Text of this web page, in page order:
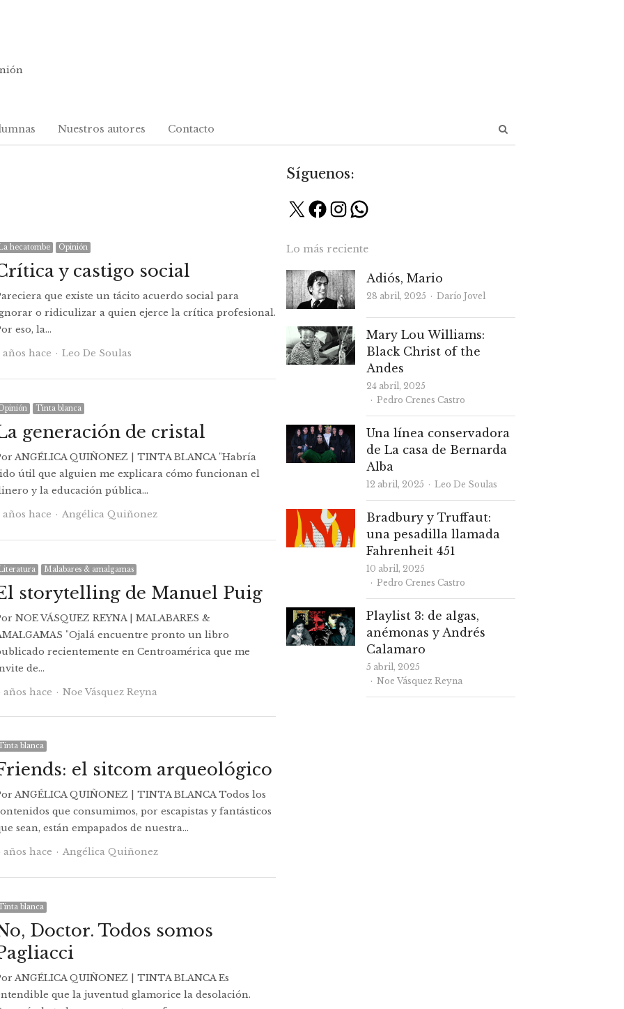
Nuestros autores Contacto
hecatombe Opinión
y castigo social
que existe un tácito acuerdo social para
o ridiculizar a quien ejerce la crítica profesional.
eso, la…
años hace
Autor
Leo De Soulas
Tinta blanca
generación de cristal
ANGÉLICA QUIÑONEZ | TINTA BLANCA "Habría
útil que alguien me explicara cómo funcionan el
y la educación pública…
años hace
Autor
Angélica Quiñonez
Malabares & amalgamas
storytelling de Manuel Puig
NOE VÁSQUEZ REYNA | MALABARES &
"Ojalá encuentre pronto un libro
recientemente en Centroamérica que me
de…
años hace
Autor
Noe Vásquez Reyna
blanca
el sitcom arqueológico
ANGÉLICA QUIÑONEZ | TINTA BLANCA Todos los
que consumimos, por escapistas y fantásticos
sean, están empapados de nuestra…
años hace
Autor
Angélica Quiñonez
blanca
Doctor. Todos somos
ANGÉLICA QUIÑONEZ | TINTA BLANCA Es
que la juventud glamorice la desolación.
Síguenos:
X Facebook
Instagram
WhatsApp
Lo más reciente
Adiós, Mario
28 abril, 2025 Autor
Darío Jovel
Mary Lou Williams:
Black Christ of the
Andes
24 abril, 2025
Autor
Pedro Crenes Castro
Una línea conservadora
de La casa de Bernarda
Alba
12 abril, 2025 Autor
Leo De Soulas
Bradbury y Truffaut:
una pesadilla llamada
Fahrenheit 451
10 abril, 2025
Autor
Pedro Crenes Castro
Playlist 3: de algas,
anémonas y Andrés
Calamaro
5 abril, 2025
Autor
Noe Vásquez Reyna